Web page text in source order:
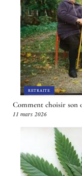
RETRAITE
Comment choisir son
11 mars 2026